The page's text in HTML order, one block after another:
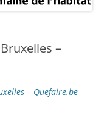
–
– Quefaire.be